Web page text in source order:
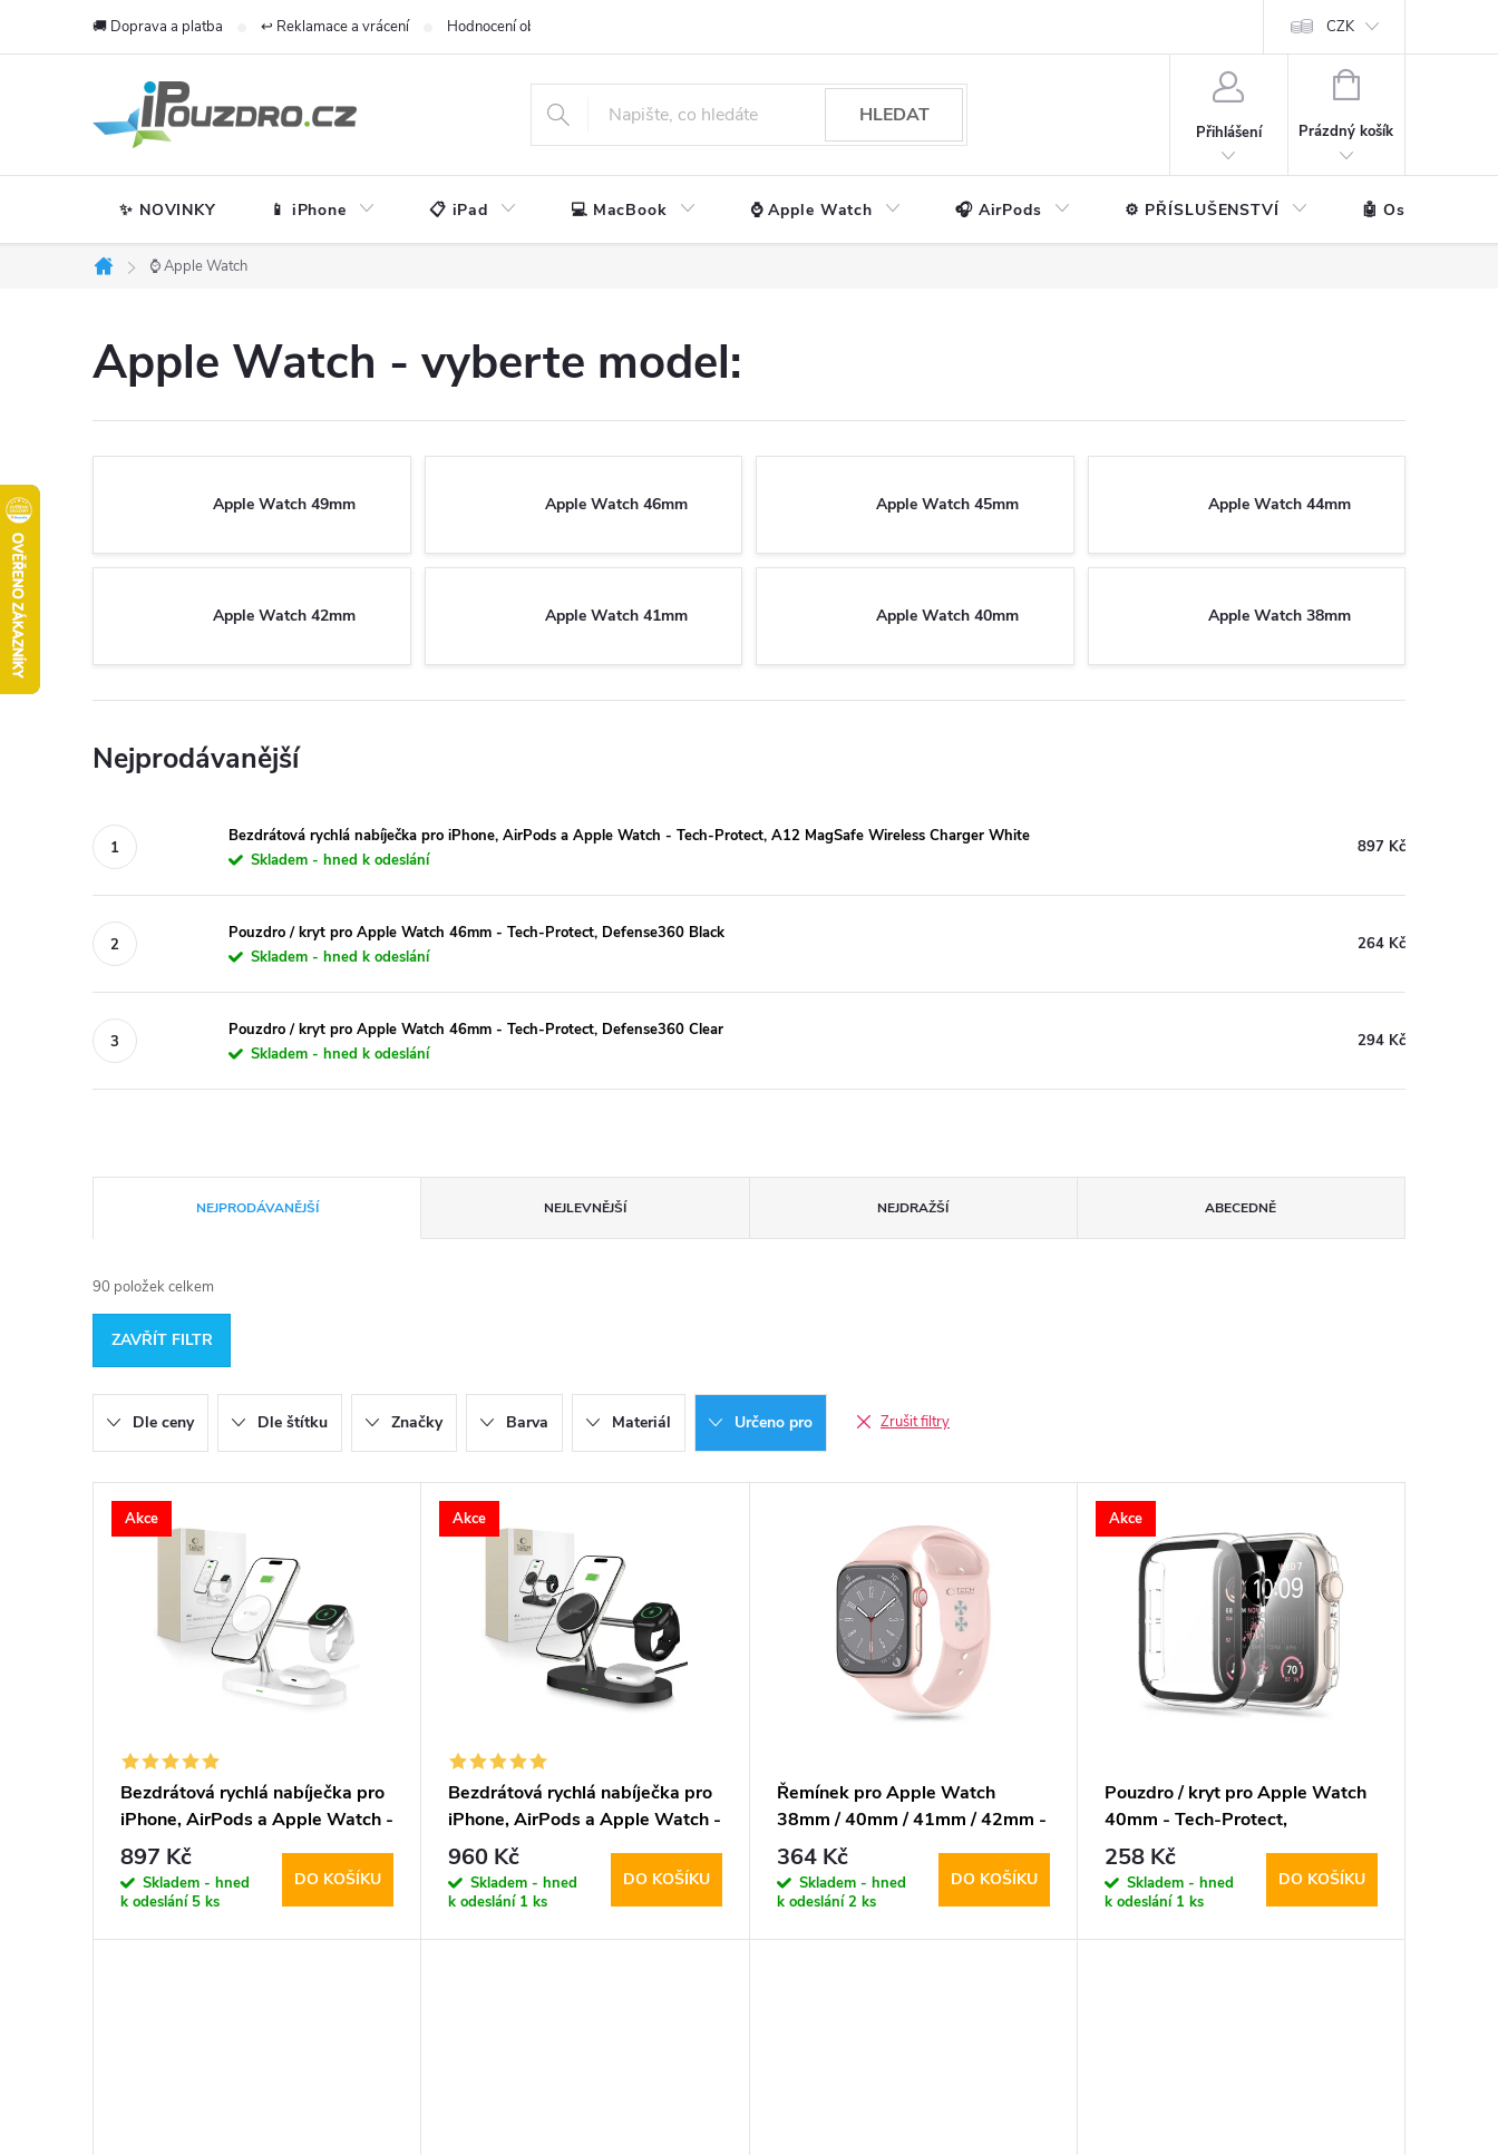
🚚 Doprava a platba ↩️ Reklamace a vrácení Hodnocení obchodu CZK
HLEDAT
Přihlášení
NÁKUPNÍ
Prázdný košík
✨ NOVINKY 📱 iPhone 📋 iPad 💻 MacBook ⌚ Apple Watch 🎧 AirPods ⚙️ PŘÍSLUŠENSTVÍ 🤖 Ostatní
Domů
⌚ Apple Watch
Apple Watch - vyberte model:
Apple Watch 49mm Apple Watch 46mm Apple Watch 45mm Apple Watch 44mm
Apple Watch 42mm Apple Watch 41mm Apple Watch 40mm Apple Watch 38mm
Nejprodávanější
Bezdrátová rychlá nabíječka pro iPhone, AirPods a Apple Watch - Tech-Protect, A12 MagSafe Wireless Charger White
Skladem - hned k odeslání
897 Kč
Pouzdro / kryt pro Apple Watch 46mm - Tech-Protect, Defense360 Black
Skladem - hned k odeslání
264 Kč
Pouzdro / kryt pro Apple Watch 46mm - Tech-Protect, Defense360 Clear
Skladem - hned k odeslání
294 Kč
a
z
e
n
í
p
ů
NEJPRODÁVANĚJŠÍ NEJLEVNĚJŠÍ NEJDRAŽŠÍ ABECEDNĚ
90 položek celkem
ZAVŘÍT FILTR
Dle ceny Dle štítku Značky Barva Materiál Určeno pro Zrušit filtry
V
d
Akce
Bezdrátová rychlá nabíječka pro
iPhone, AirPods a Apple Watch -
Tech-Protect, A12 MagSafe
Wireless Charger White
897 Kč
Skladem - hned
k odeslání 5 ks
DO KOŠÍKU
Akce
Bezdrátová rychlá nabíječka pro
iPhone, AirPods a Apple Watch -
Tech-Protect, A12 MagSafe
Wireless Charger Black
960 Kč
Skladem - hned
k odeslání 1 ks
DO KOŠÍKU
Řemínek pro Apple Watch
38mm / 40mm / 41mm / 42mm -
Tech-Protect, Silicone Light Pink
364 Kč
Skladem - hned
k odeslání2 ks
DO KOŠÍKU
Akce
Pouzdro / kryt pro Apple Watch
40mm - Tech-Protect,
Defense360 Clear
258 Kč
Skladem - hned
k odeslání 1 ks
DO KOŠÍKU